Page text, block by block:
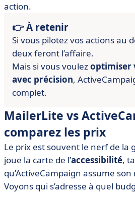
action.
👉 À retenir
Si vous pilotez vos actions au
deux feront l’affaire.
Mais si vous voulezoptimiser
avec précision,
complet.
MailerLite vs
comparez les prix
Le prix est souvent le nerf de la
joue la carte de l’accessibilité,
qu’ActiveCampaign assume
Voyons qui s’adresse à quel